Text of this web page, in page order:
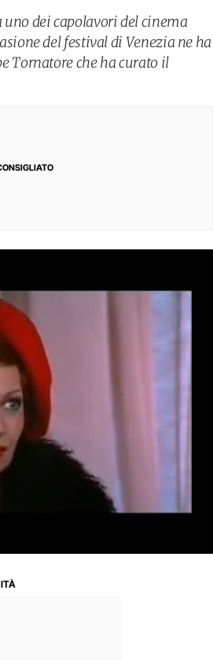
dei capolavori del cinema
del festival di Venezia ne ha
Tornatore che ha curato il